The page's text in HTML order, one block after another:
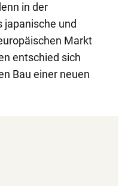
in der
und
Markt
entschied sich
Bau einer neuen